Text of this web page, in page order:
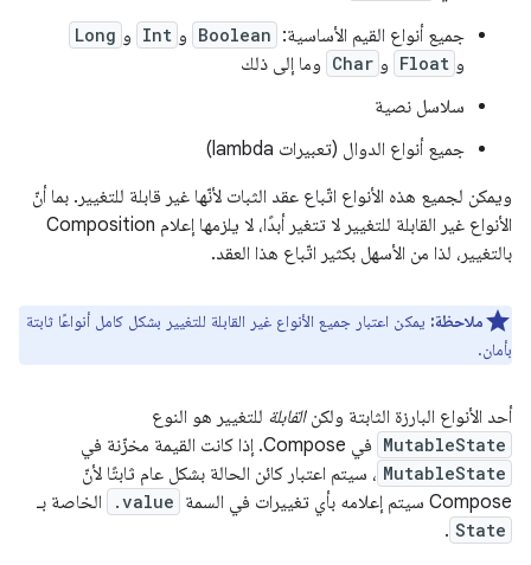
جميع أنواع القيم الأساسية: Boolean و Int و Long
و Float و Char وما إلى ذلك
سلاسل نصية
جميع أنواع الدوال (تعبيرات lambda)
ويمكن لجميع هذه الأنواع اتّباع عقد الثبات لأنّها غير قابلة للتغيير. بما أنّ
الأنواع غير القابلة للتغيير لا تتغير أبدًا، لا يلزمها إعلام Composition
بالتغيير، لذا من الأسهل بكثير اتّباع هذا العقد.
ملاحظة: يمكن اعتبار جميع الأنواع غير القابلة للتغيير بشكل كامل أنواعًا ثابتة
بأمان.
أحد الأنواع البارزة الثابتة ولكنالقابلة للتغيير هو النوع
MutableState في Compose. إذا كانت القيمة مخزّنة في
MutableState ، سيتم اعتبار كائن الحالة بشكل عام ثابتًا لأنّ
Compose سيتم إعلامه بأي تغييرات في السمة
.value الخاصة بـ
State
.